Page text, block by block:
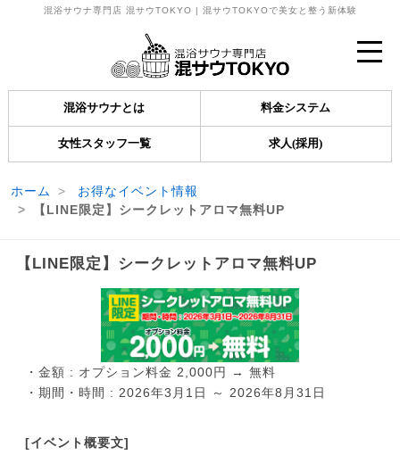
混浴サウナ専門店 混サウTOKYO | 混サウTOKYOで美女と整う新体験
混浴サウナとは 料金システム
女性スタッフ一覧 求人(採用)
ホーム
お得なイベント情報
【LINE限定】シークレットアロマ無料UP
【LINE限定】シークレットアロマ無料UP
・金額 : オプション料金 2,000円 → 無料
・期間・時間 : 2026年3月1日 ～ 2026年8月31日
[イベント概要文]